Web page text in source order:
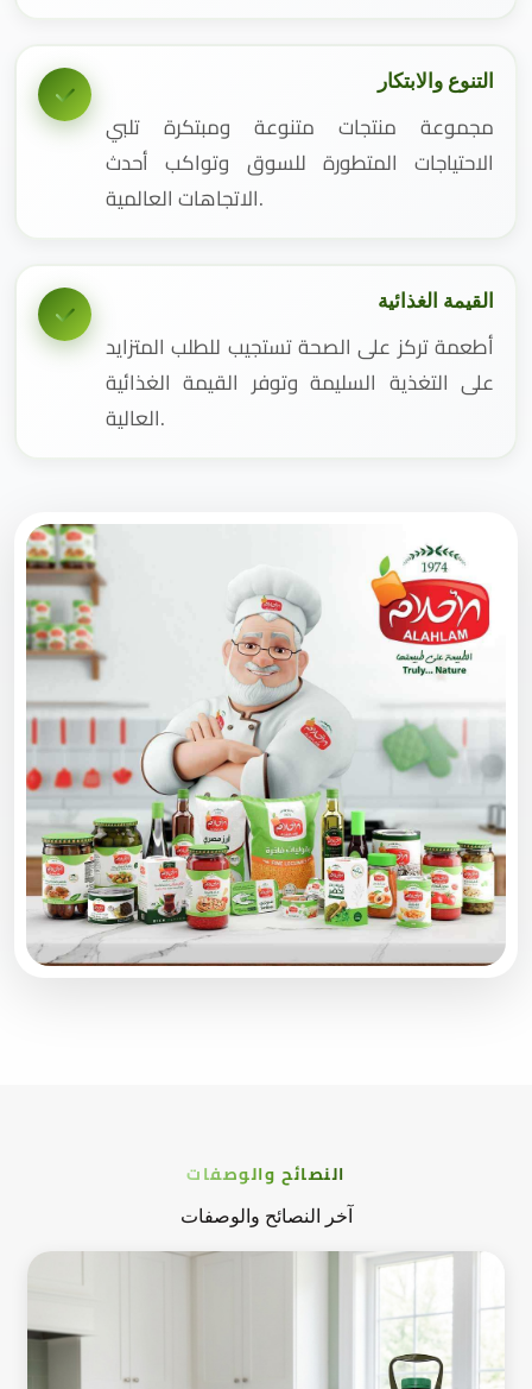
التنوع والابتكار
مجموعة منتجات متنوعة ومبتكرة تلبي
الاحتياجات المتطورة للسوق وتواكب أحدث
الاتجاهات العالمية.
القيمة الغذائية
أطعمة تركز على الصحة تستجيب للطلب المتزايد
على التغذية السليمة وتوفر القيمة الغذائية
العالية.
النصائح والوصفات
آخر النصائح والوصفات